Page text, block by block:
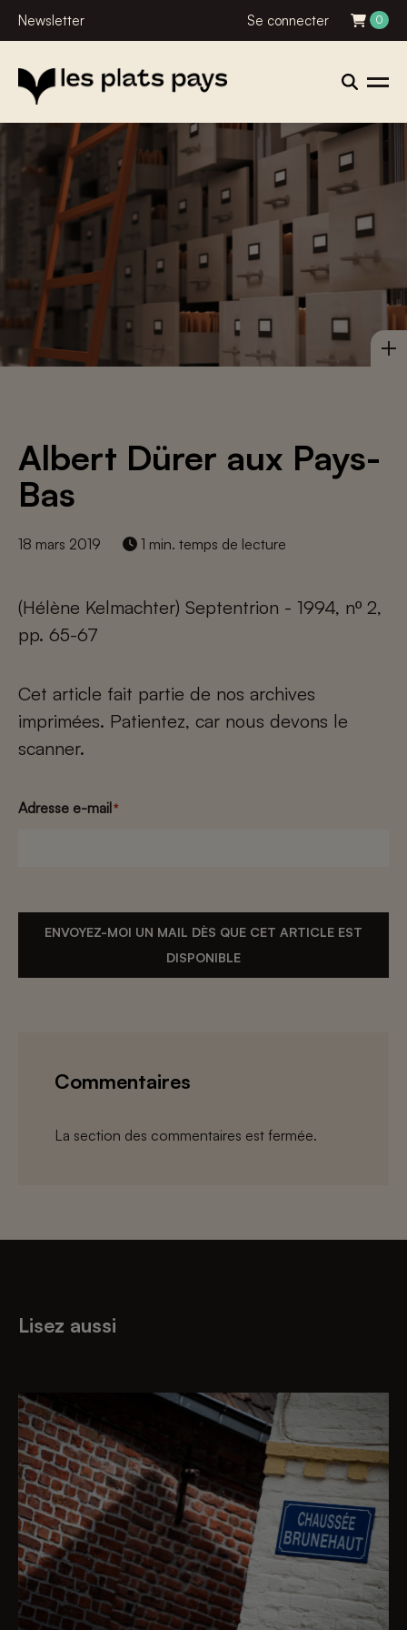
Newsletter Se connecter 0
Albert Dürer aux Pays-
Bas
18 mars 2019 1 min. temps de lecture
(Hélène Kelmachter) Septentrion - 1994, nº 2,
pp. 65-67
Cet article fait partie de nos archives
imprimées. Patientez, car nous devons le
scanner.
Adresse e-mail*
ENVOYEZ-MOI UN MAIL DÈS QUE CET ARTICLE EST
DISPONIBLE
Commentaires
La section des commentaires est fermée.
Lisez aussi